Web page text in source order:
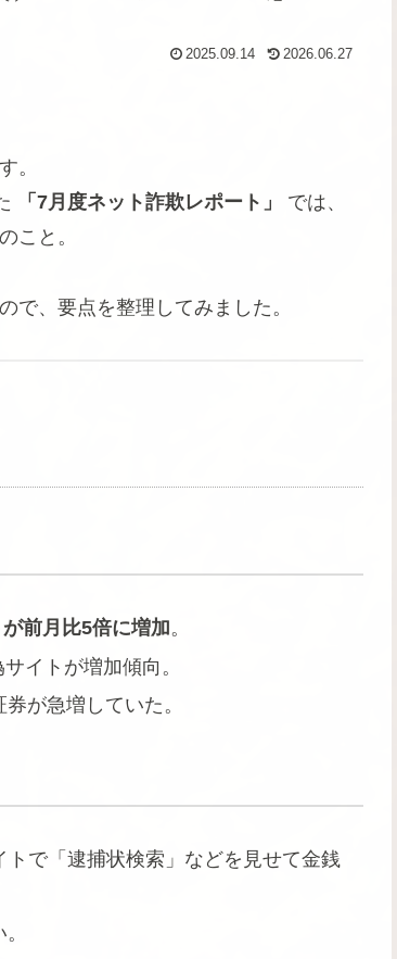
2025.09.14 2026.06.27
。
「7月度ネット詐欺レポート」
では、
こと。
で、要点を整理してみました。
前月比5倍に増加。
イトが増加傾向。
が急増していた。
で「逮捕状検索」などを見せて金銭